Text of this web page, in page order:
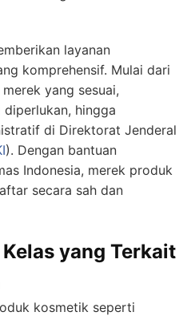
layanan
komprehensif. Mulai dari
yang sesuai,
hingga
di Direktorat Jenderal
). Dengan bantuan
Indonesia, merek produk
secara sah dan
yang Terkait
kosmetik seperti